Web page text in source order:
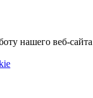
нашего веб-сайта